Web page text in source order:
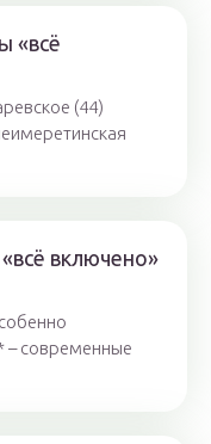
«всё
(44)
включено»
– современные